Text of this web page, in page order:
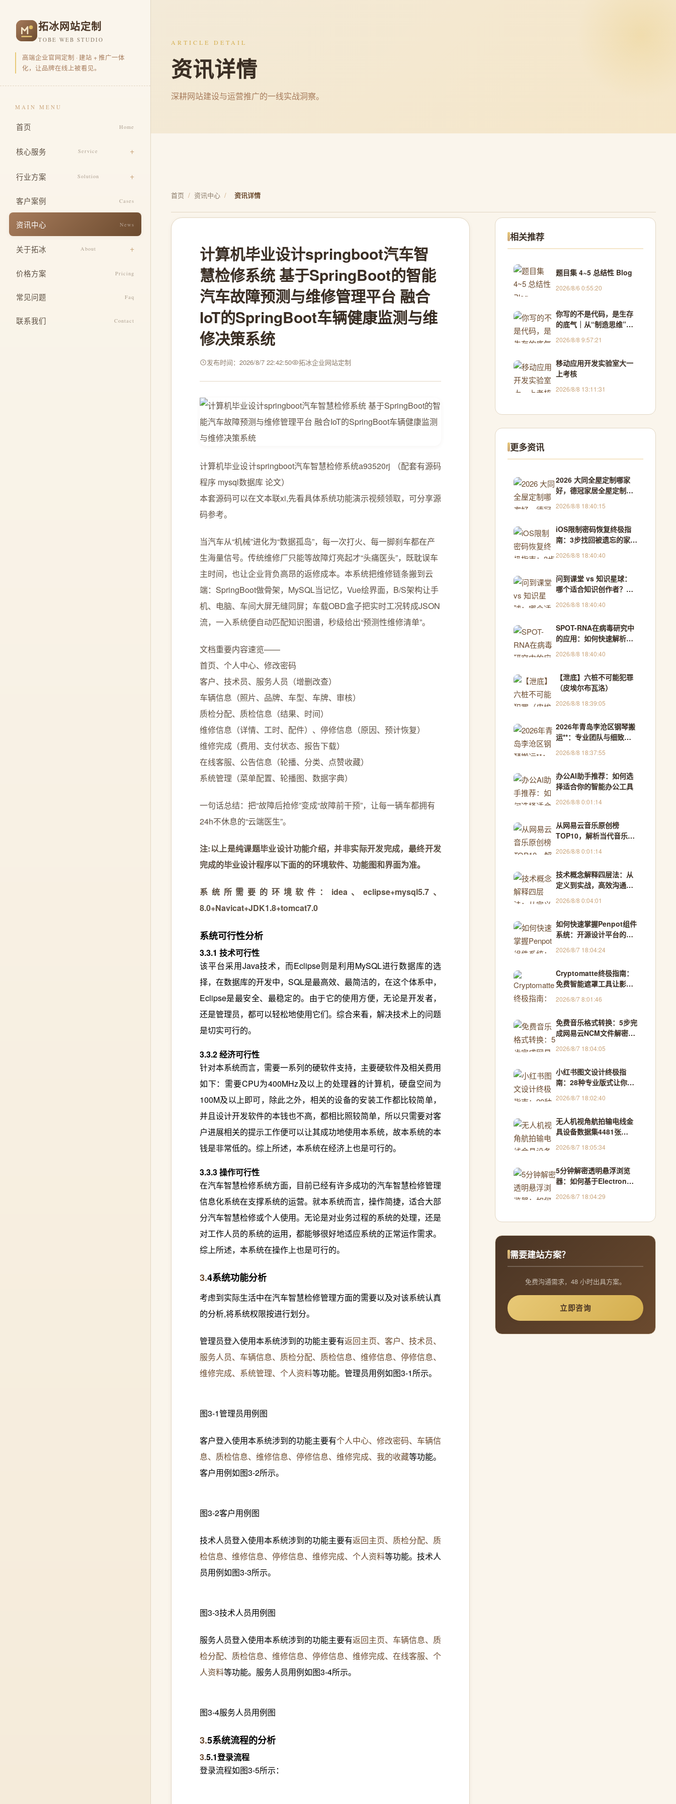
拓冰网站定制
TOBE WEB STUDIO
高端企业官网定制 · 建站 + 推广一体
化，让品牌在线上被看见。
MAIN MENU
首页 Home
核心服务 Service
品牌官网定制
品牌视觉包装
安全与运维
SEO 基础优化
行业方案 Solution
电商零售
餐饮美食
医疗健康
酒店住宿
客户案例 Cases
资讯中心 News
关于拓冰 About
设计团队
价格方案 Pricing
常见问题 Faq
联系我们 Contact
ARTICLE DETAIL
资讯详情
深耕网站建设与运营推广的一线实战洞察。
首页 / 资讯中心 / 资讯详情
计算机毕业设计springboot汽车智
慧检修系统 基于SpringBoot的智能
汽车故障预测与维修管理平台 融合
IoT的SpringBoot车辆健康监测与维
修决策系统
发布时间：2026/8/7 22:42:50 拓冰企业网站定制
计算机毕业设计springboot汽车智慧检修系统a93520rj （配套有源码
程序 mysql数据库 论文）
本套源码可以在文本联xi,先看具体系统功能演示视频领取，可分享源
码参考。
当汽车从“机械”进化为“数据孤岛”，每一次打火、每一脚刹车都在产
生海量信号。传统维修厂只能等故障灯亮起才“头痛医头”，既耽误车
主时间，也让企业背负高昂的返修成本。本系统把维修链条搬到云
端：SpringBoot做骨架，MySQL当记忆，Vue绘界面，B/S架构让手
机、电脑、车间大屏无缝同屏；车载OBD盒子把实时工况转成JSON
流，一入系统便自动匹配知识图谱，秒级给出“预测性维修清单”。
文档重要内容速览——
首页、个人中心、修改密码
客户、技术员、服务人员（增删改查）
车辆信息（照片、品牌、车型、车牌、审核）
质检分配、质检信息（结果、时间）
维修信息（详情、工时、配件）、停修信息（原因、预计恢复）
维修完成（费用、支付状态、报告下载）
在线客服、公告信息（轮播、分类、点赞收藏）
系统管理（菜单配置、轮播图、数据字典）
一句话总结：把“故障后抢修”变成“故障前干预”，让每一辆车都拥有
24h不休息的“云端医生”。
注:以上是纯课题毕业设计功能介绍，并非实际开发完成，最终开发
完成的毕业设计程序以下面的的环境软件、功能图和界面为准。
系统所需要的环境软件：idea、eclipse+mysql5.7、
8.0+Navicat+JDK1.8+tomcat7.0
系统可行性分析
3.3.1 技术可行性
该平台采用Java技术，而Eclipse则是利用MySQL进行数据库的选
择，在数据库的开发中，SQL是最高效、最简洁的，在这个体系中，
Eclipse是最安全、最稳定的。由于它的使用方便，无论是开发者，
还是管理员，都可以轻松地使用它们。综合来看，解决技术上的问题
是切实可行的。
3.3.2 经济可行性
针对本系统而言，需要一系列的硬软件支持，主要硬软件及相关费用
如下：需要CPU为400MHz及以上的处理器的计算机，硬盘空间为
100M及以上即可，除此之外，相关的设备的安装工作都比较简单，
并且设计开发软件的本钱也不高，都相比照较简单，所以只需要对客
户进展相关的提示工作便可以让其成功地使用本系统，故本系统的本
钱是非常低的。综上所述，本系统在经济上也是可行的。
3.3.3 操作可行性
在汽车智慧检修系统方面，目前已经有许多成功的汽车智慧检修管理
信息化系统在支撑系统的运营。就本系统而言，操作简捷，适合大部
分汽车智慧检修或个人使用。无论是对业务过程的系统的处理，还是
对工作人员的系统的运用，都能够很好地适应系统的正常运作需求。
综上所述，本系统在操作上也是可行的。
3.4系统功能分析
考虑到实际生活中在汽车智慧检修管理方面的需要以及对该系统认真
的分析,将系统权限按进行划分。
管理员登入使用本系统涉到的功能主要有返回主页、客户、技术员、
服务人员、车辆信息、质检分配、质检信息、维修信息、停修信息、
维修完成、系统管理、个人资料等功能。管理员用例如图3-1所示。
图3-1管理员用例图
客户登入使用本系统涉到的功能主要有个人中心、修改密码、车辆信
息、质检信息、维修信息、停修信息、维修完成、我的收藏等功能。
客户用例如图3-2所示。
图3-2客户用例图
技术人员登入使用本系统涉到的功能主要有返回主页、质检分配、质
检信息、维修信息、停修信息、维修完成、个人资料等功能。 技术人
员用例如图3-3所示。
图3-3技术人员用例图
服务人员登入使用本系统涉到的功能主要有返回主页、车辆信息、质
检分配、质检信息、维修信息、停修信息、维修完成、在线客服、个
人资料等功能。 服务人员用例如图3-4所示。
图3-4服务人员用例图
3.5系统流程的分析
3.5.1登录流程
登录流程如图3-5所示：
相关推荐
题目集 4~5 总结性 Blog
2026/8/6 0:55:20
你写的不是代码，是生存
的底气｜从“制造思维”到
2026/8/8 9:57:21
移动应用开发实验室大一
上考核
2026/8/8 13:11:31
更多资讯
2026 大同全屋定制哪家
好，德冠家居全屋定制，
品评测官
2026/8/8 18:40:15
iOS限制密码恢复终极指
南：3步找回被遗忘的家长
2026/8/8 18:40:40
问到课堂 vs 知识星球：
哪个适合知识创作者？全
2026/8/8 18:40:40
SPOT-RNA在病毒研究中
的应用：如何快速解析
2026/8/8 18:40:40
【泄底】六桩不可能犯罪
（皮埃尔布瓦洛）
2026/8/8 18:39:05
2026年青岛李沧区钢琴搬
运**：专业团队与细致服
2026/8/8 18:37:55
办公AI助手推荐：如何选
择适合你的智能办公工具
2026/8/8 0:01:14
从网易云音乐原创榜
TOP10，解析当代音乐创
2026/8/8 0:01:14
技术概念解释四层法：从
定义到实战，高效沟通与
2026/8/8 0:04:01
如何快速掌握Penpot组件
系统：开源设计平台的终
2026/8/7 18:04:24
Cryptomatte终极指南：
免费智能遮罩工具让影视
2026/8/7 8:01:46
免费音乐格式转换：5步完
成网易云NCM文件解密，
方案
2026/8/7 18:04:05
小红书图文设计终极指
南：28种专业版式让你的
2026/8/7 18:02:40
无人机视角航拍输电线金
具设备数据集4481张
2026/8/7 18:05:34
5分钟解密透明悬浮浏览
器：如何基于Electron构
2026/8/7 18:04:29
需要建站方案？
免费沟通需求，48 小时出具方案。
立即咨询